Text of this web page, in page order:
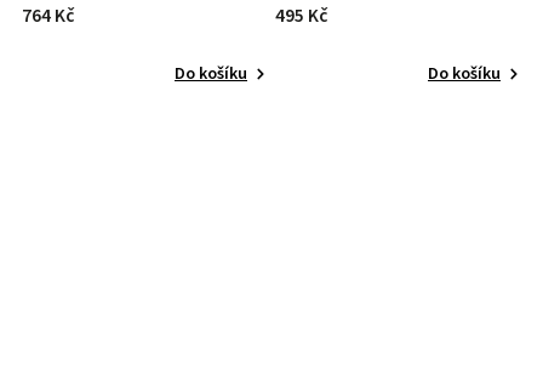
764 Kč
Do košíku
495 Kč
Do košíku